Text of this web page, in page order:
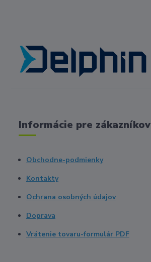
Informácie pre zákazníkov
Obchodne-podmienky
Kontakty
Ochrana osobných údajov
Doprava
Vrátenie tovaru-formulár PDF